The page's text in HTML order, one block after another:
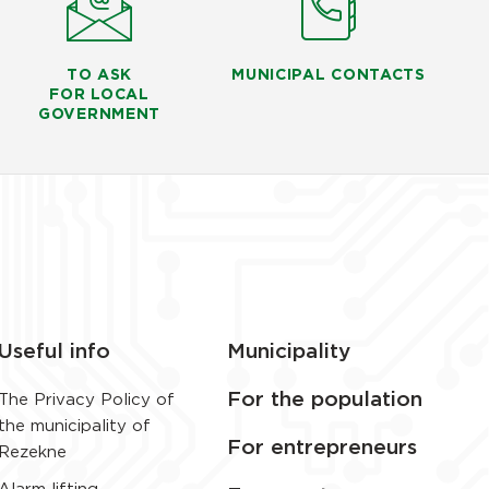
TO ASK
FOR LOCAL
GOVERNMENT
MUNICIPAL CONTACTS
info
Privacy Policy of
municipality of
Municipality
For the population
For entrepreneurs